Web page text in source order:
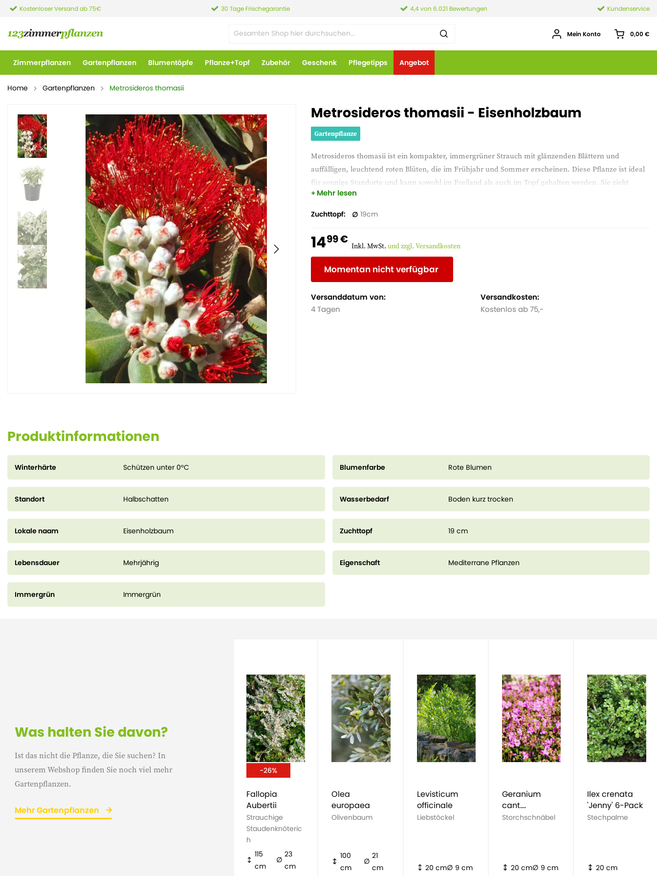
Kostenloser Versand ab 75€ 30 Tage Frischegarantie 4,4 von 6.021 Bewertungen Kundenservice
Mein Konto 0,00 €
Zimmerpflanzen Gartenpflanzen Blumentöpfe Pflanze+Topf Zubehör Geschenk Pflegetipps Angebot
Home Gartenpflanzen Metrosideros thomasii
Metrosideros thomasii - Eisenholzbaum
Gartenpflanze
Metrosideros thomasii ist ein kompakter, immergrüner Strauch mit glänzenden Blättern und
auffälligen, leuchtend roten Blüten, die im Frühjahr und Sommer erscheinen. Diese Pflanze ist ideal
für sonnige Standorte und kann sowohl im Freiland als auch im Topf gehalten werden. Sie zieht
Bienen und Schmetterlinge an und verleiht dem Garten oder der Terrasse einen exotischen Touch.
mediterranes Ambiente.
Mehr lesen
Zuchttopf 19
1499 € Inkl. MwSt.und zzgl. Versandkosten
Momentan nicht verfügbar
Versanddatum von:
4 Tagen
Versandkosten:
Kostenlos ab 75,-
Produktinformationen
Winterhärte Schützen unter 0°C Blumenfarbe Rote Blumen
Standort Halbschatten Wasserbedarf Boden kurz trocken
Lokale naam Eisenholzbaum Zuchttopf 19 cm
Lebensdauer Mehrjährig Eigenschaft Mediterrane Pflanzen
Immergrün Immergrün
Was halten Sie davon?
Ist das nicht die Pflanze, die Sie suchen? In
unserem Webshop finden Sie noch viel mehr
Gartenpflanzen.
Mehr Gartenpflanzen
-26%
Fallopia
Aubertii
Strauchige
Staudenknöteric
h
115
cm
23
cm
Olea
europaea
Olivenbaum
100
cm
21
cm
Levisticum
officinale
Liebstöckel
20 cm 9 cm
Geranium
cant.
'Cambridge'
Storchschnäbel
20 cm 9 cm
Ilex crenata
'Jenny' 6-Pack
Stechpalme
20 cm